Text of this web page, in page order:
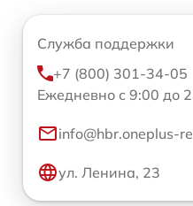
Служба поддержки
+7 (800) 301-34-05
Ежедневно с 9:00 до
info@hbr.oneplus-
ул. Ленина, 23